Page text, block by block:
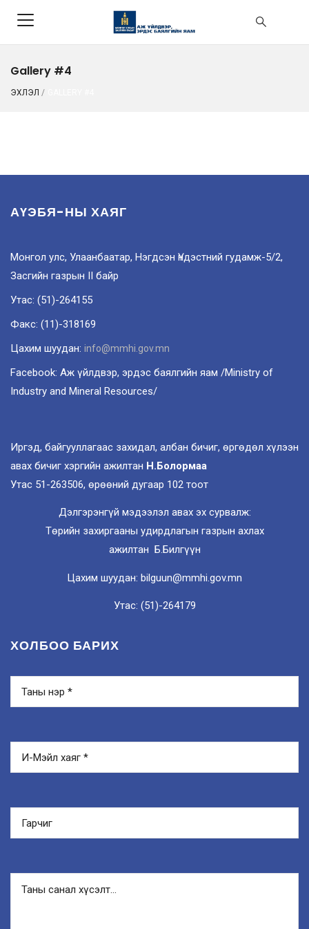
Gallery #4
ЭХЛЭЛ /
АҮЭБЯ-НЫ ХАЯГ
Монгол улс, Улаанбаатар, Нэгдсэн Үндэстний гудамж-5/2,
Засгийн газрын II байр
Утас: (51)-264155
Факс: (11)-318169
Цахим шуудан: info@mmhi.gov.mn
Facebook: Аж үйлдвэр, эрдэс баялгийн яам /Ministry of
Industry and Mineral Resources/
Иргэд, байгууллагаас захидал, албан бичиг, өргөдөл хүлээн
авах бичиг хэргийн ажилтан Н.Болормаа
Утас 51-263506, өрөөний дугаар 102 тоот
Дэлгэрэнгүй мэдээлэл авах эх сурвалж:
Төрийн захиргааны удирдлагын газрын ахлах
ажилтан Б.Билгүүн
Цахим шуудан: bilguun@mmhi.gov.mn
Утас: (51)-264179
ХОЛБОО БАРИХ